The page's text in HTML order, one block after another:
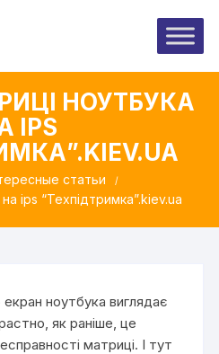
НОУТБУКА
IPS
статьи
ips “Техпідтримка”.kiev.ua
ноутбука виглядає
як раніше, це
матриці. І тут